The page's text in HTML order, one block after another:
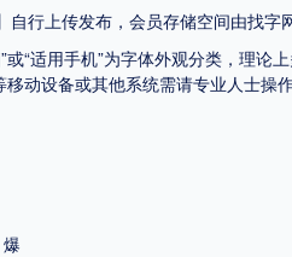
自行上传发布，会员存储空间由找
“适用手机”为字体外观分类，理论
动设备或其他系统需请专业人士